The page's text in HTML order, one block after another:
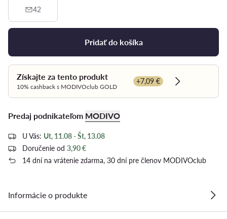
42
Pridať do košíka
Získajte za tento produkt
10% cashback s MODIVOclub GOLD
+7,09 €
Dowiedz się
Predaj podnikateľom MODIVO
U Vás: Ut, 11.08 - Št, 13.08
Doručenie od 3,90 €
14 dní na vrátenie zdarma, 30 dní pre členov MODIVOclub
Informácie o produkte